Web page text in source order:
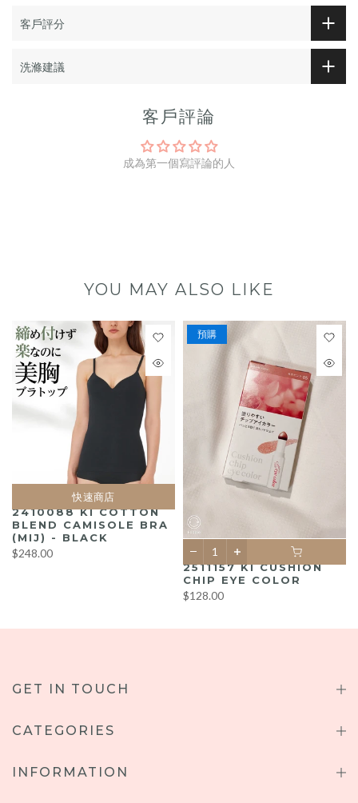
客戶評分
洗滌建議
客戶評論
成為第一個寫評論的人
YOU MAY ALSO LIKE
快速商店
2410088 KI COTTON
BLEND CAMISOLE BRA
(MIJ) - BLACK
$248.00
預購
2511157 KI CUSHION
CHIP EYE COLOR
$128.00
GET IN TOUCH
CATEGORIES
INFORMATION